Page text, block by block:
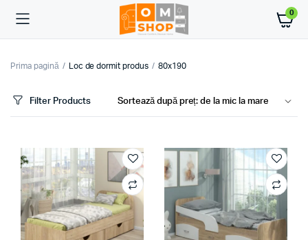
0
Prima pagină Loc de dormit produs 80x190
Filter Products